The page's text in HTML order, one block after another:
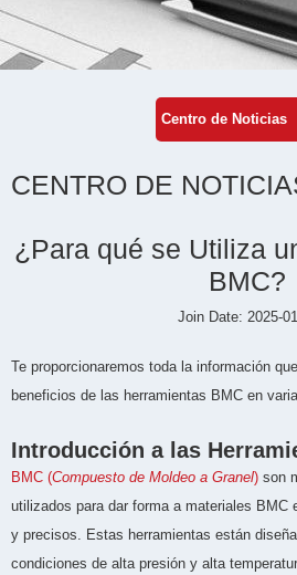
Centro de Noticias
CENTRO DE
¿Para qué se Utiliza
BMC?
Join Date: 2025-
Te proporcionaremos toda la información
beneficios de las herramientas BMC en
Introducción a las
BMC (Compuesto de Moldeo a Granel) son
utilizados para dar forma a materiales BMC
y precisos. Estas herramientas están
condiciones de alta presión y alta